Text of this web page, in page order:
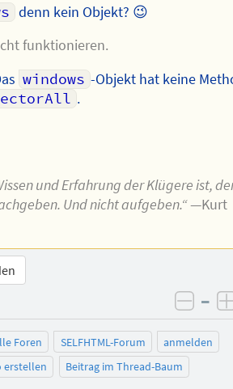
denn kein Objekt? 😉
funktionieren.
windows -Objekt hat keine
.
und Erfahrung der Klügere ist,
Und nicht aufgeben.“—Kurt
–
Foren SELFHTML-Forum
anmelden
erstellen
Beitrag im Thread-Baum